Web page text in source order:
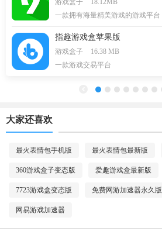
游戏盒子
18.12MB
一款拥有海量精美游戏的游戏平台
指趣游戏盒苹果版
游戏盒子
16.38 MB
一款游戏交易平台
大家还喜欢
最火表情包手机版 最火表情包最新版
360游戏盒子变态版 爱趣游戏盒最新版
7723游戏盒变态版 免费网游加速器永久版
网易游戏加速器